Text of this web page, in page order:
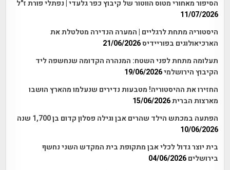
הסיפור מאחורי מטוס הווטור של קיבוץ כפר גלעדי | נפתלי פורת ז"ל
11/07/2026
היסטוריה מתחת לרגליים | המערה הנדירה מטלטלת את
הארכיאולוגים בפוריידיס21/06/2026
תעלומה מתחת לפני השטח: המנהרה הקדומה שנחשפה ליד
הקיבוץ הירושלמי19/06/2026
החזירו את ההיסטוריה! מטבעות נדירים שנעלמו מהארץ הושבו
מארצות הברית15/06/2026
הפתעה במכתש הילד שהרים אבן וגילה פסלון קדום בן 1,700 שנה
10/06/2026
בית יוצר גדול לכלי אבן מתקופת בית המקדש השני נחשף
בירושלים 04/06/2026